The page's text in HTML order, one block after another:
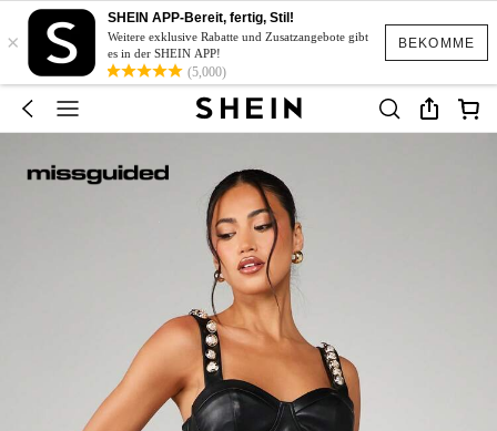
BEKOMME
×
SHEIN APP-Bereit, fertig, Stil!
Weitere exklusive Rabatte und Zusatzangebote gibt
es in der SHEIN APP!
(5,000)